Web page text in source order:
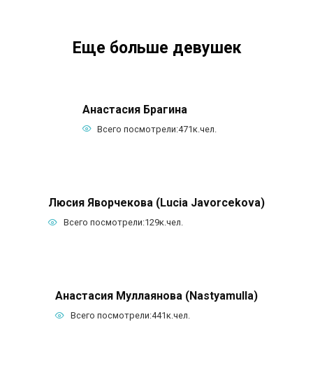
Еще больше девушек
Анастасия Брагина
Всего посмотрели:471к.чел.
Люсия Яворчекова (Lucia Javorcekova)
Всего посмотрели:129к.чел.
Анастасия Муллаянова (Nastyamulla)
Всего посмотрели:441к.чел.